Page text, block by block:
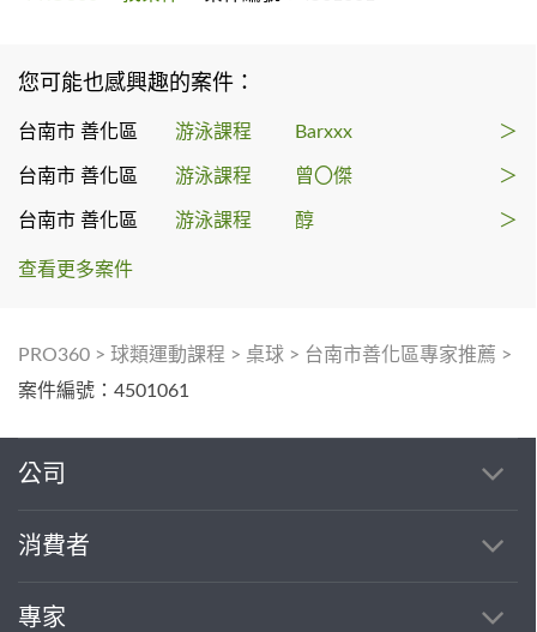
您可能也感興趣的案件：
台南市 善化區 游泳課程 Barxxx ＞
台南市 善化區 游泳課程 曾〇傑 ＞
台南市 善化區 游泳課程 醇 ＞
查看更多案件
PRO360 > 球類運動課程 > 桌球 > 台南市善化區專家推薦 >
案件編號：4501061
公司
消費者
專家